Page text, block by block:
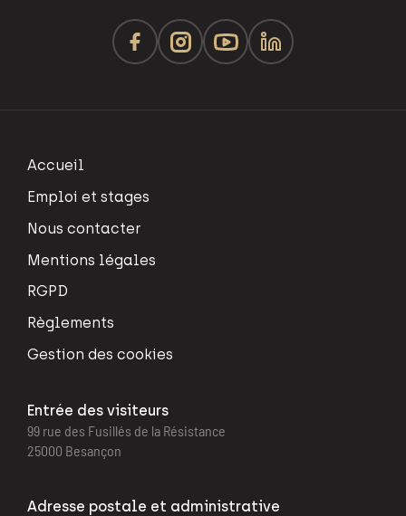
Accueil
Emploi et stages
Nous contacter
Mentions légales
RGPD
Règlements
Gestion des cookies
Entrée des visiteurs
99 rue des Fusillés de la Résistance
25000 Besançon
Adresse postale et administrative